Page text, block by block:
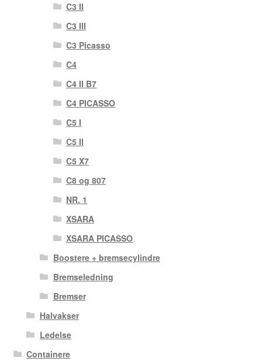
C3 II
C3 III
C3 Picasso
C4
C4 II B7
C4 PICASSO
C5 I
C5 II
C5 X7
C8 og 807
NR. 1
XSARA
XSARA PICASSO
Boostere + bremsecylindre
Bremseledning
Bremser
Halvakser
Ledelse
Containere